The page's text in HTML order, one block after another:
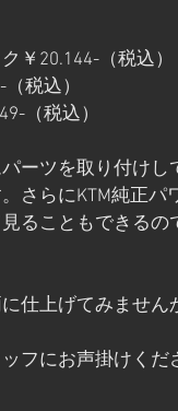
￥20.144-（税込）
税込）
（税込）
ーツを取り付け
さらにKTM純正
ることもできる
仕上げてみません
フにお声掛けくだ